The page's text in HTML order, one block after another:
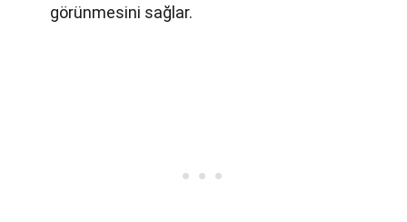
görünmesini sağlar.